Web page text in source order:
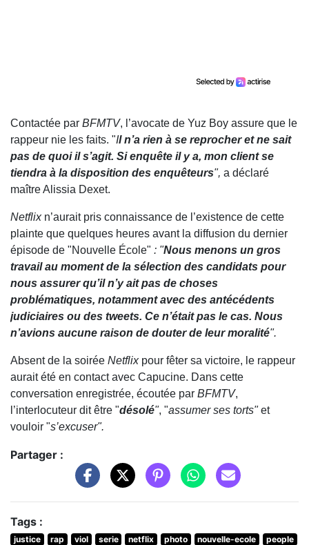
Contactée par BFMTV, l’avocate de Yuz Boy assure que le
rappeur nie les faits. "Il n’a rien à se reprocher et ne sait
pas de quoi il s’agit. Si enquête il y a, mon client se
tiendra à la disposition des enquêteurs", a déclaré
maître Alissia Dexet.
Netflixn’aurait pris connaissance de l’existence de cette
plainte que quelques heures avant la diffusion du dernier
épisode de "Nouvelle École" : "Nous menons un gros
travail au moment de la sélection des candidats pour
nous assurer qu’il n’y ait pas de choses
problématiques, notamment avec des antécédents
judiciaires ou des tweets. Ce n’était pas le cas. Nous
n’avions aucune raison de douter de leur moralité".
Absent de la soirée Netflixpour fêter sa victoire, le rappeur
aurait été en contact avec Capucine. Dans cette
conversation enregistrée, écoutée par BFMTV,
l’interlocuteur dit être "désolé", "assumer ses torts"et
vouloir "s’excuser".
Partager :
Tags :
justice rap viol serie netflix photo nouvelle-ecole
people